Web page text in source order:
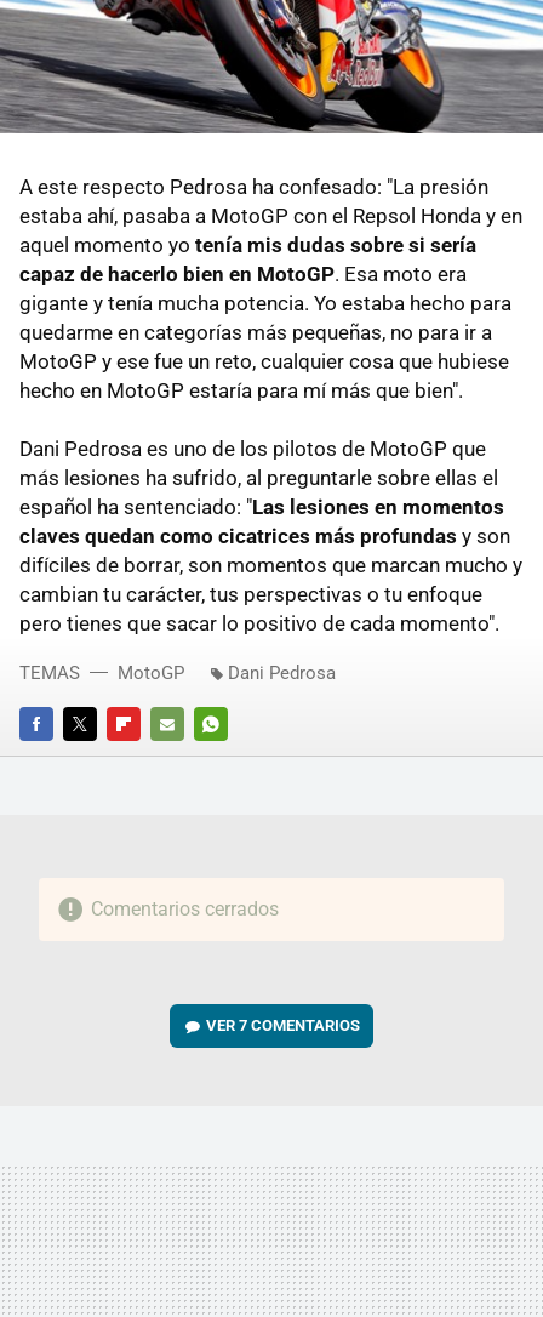
A este respecto Pedrosa ha confesado: "La presión
estaba ahí, pasaba a MotoGP con el Repsol Honda y en
aquel momento yo tenía mis dudas sobre si sería
capaz de hacerlo bien en MotoGP. Esa moto era
gigante y tenía mucha potencia. Yo estaba hecho para
quedarme en categorías más pequeñas, no para ir a
MotoGP y ese fue un reto, cualquier cosa que hubiese
hecho en MotoGP estaría para mí más que bien".
Dani Pedrosa es uno de los pilotos de MotoGP que
más lesiones ha sufrido, al preguntarle sobre ellas el
español ha sentenciado: "Las lesiones en momentos
claves quedan como cicatrices más profundas y son
difíciles de borrar, son momentos que marcan mucho y
cambian tu carácter, tus perspectivas o tu enfoque
pero tienes que sacar lo positivo de cada momento".
FACEBOOKTWITTERFLIPBOARD
E-
WHATSAPP
TEMAS MotoGP Dani Pedrosa
Comentarios cerrados
VER7 COMENTARIOS